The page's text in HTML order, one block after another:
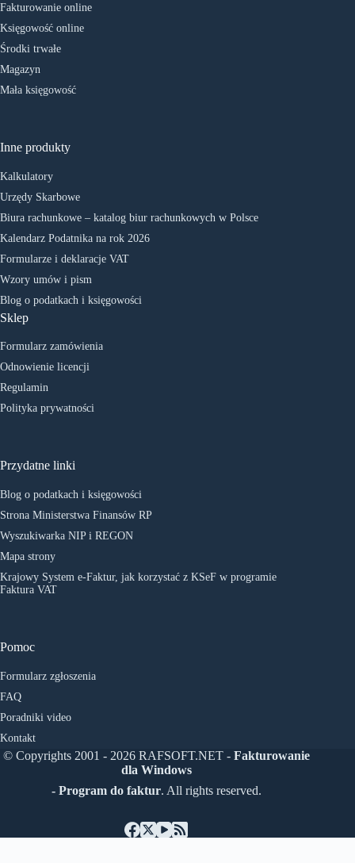
Fakturowanie online
Księgowość online
Środki trwałe
Magazyn
Mała księgowość
Inne produkty
Kalkulatory
Urzędy Skarbowe
Biura rachunkowe – katalog biur rachunkowych w Polsce
Kalendarz Podatnika na rok 2026
Formularze i deklaracje VAT
Wzory umów i pism
Blog o podatkach i księgowości
Sklep
Formularz zamówienia
Odnowienie licencji
Regulamin
Polityka prywatności
Przydatne linki
Blog o podatkach i księgowości
Strona Ministerstwa Finansów RP
Wyszukiwarka NIP i REGON
Mapa strony
Krajowy System e-Faktur, jak korzystać z KSeF w programie
Faktura VAT
Pomoc
Formularz zgłoszenia
FAQ
Poradniki video
Kontakt
© Copyrights 2001 - 2026 RAFSOFT.NET - Fakturowanie
dla Windows
- Program do faktur. All rights reserved.